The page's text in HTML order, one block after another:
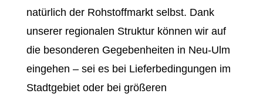
natürlich der Rohstoffmarkt selbst. Dank
unserer regionalen Struktur können wir auf
die besonderen Gegebenheiten in Neu-Ulm
eingehen – sei es bei Lieferbedingungen im
Stadtgebiet oder bei größeren